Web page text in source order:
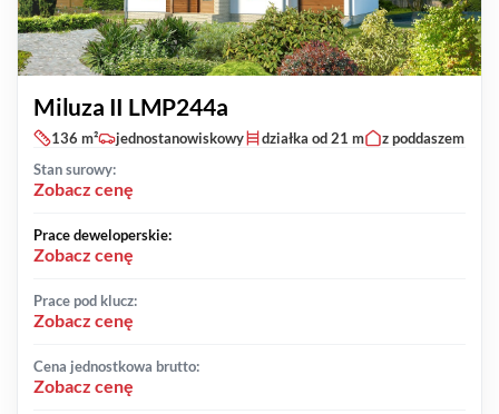
Miluza II LMP244a
136 m² jednostanowiskowy działka od 21 m
z poddaszem
Stan surowy:
Zobacz cenę
Prace deweloperskie:
Zobacz cenę
Prace pod klucz:
Zobacz cenę
Cena jednostkowa brutto:
Zobacz cenę